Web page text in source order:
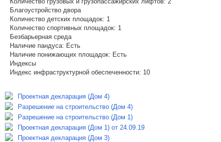
Благоустройство двора
Количество детских площадок: 1
Количество спортивных площадок: 1
Безбарьерная среда
Наличие пандуса: Есть
Наличие понижающих площадок: Есть
Индексы
Индекс инфраструктурной обеспеченности: 10
Проектная декларация (Дом 4)
Разрешение на строительство (Дом 4)
Разрешение на строительство (Дом 1)
Проектная декларация (Дом 1) от 24.09.19
Проектная декларация (Дом 3)